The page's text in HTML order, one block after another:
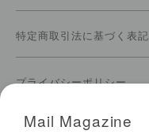
特定商取引法に基づく表記
プライバシーポリシー
ご利用規約
Mail Magazine